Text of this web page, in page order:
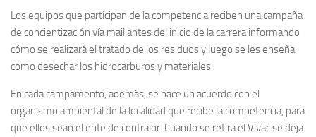
Los equipos que participan de la competencia reciben una campaña
de concientización vía mail antes del inicio de la carrera informando
cómo se realizará el tratado de los residuos y luego se les enseña
como desechar los hidrocarburos y materiales.
En cada campamento, además, se hace un acuerdo con el
organismo ambiental de la localidad que recibe la competencia, para
que ellos sean el ente de contralor. Cuando se retira el Vivac se deja